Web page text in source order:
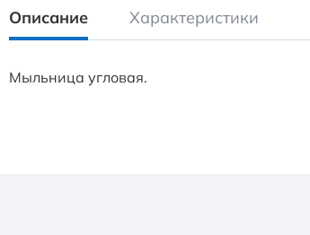
Описание Характеристики
Мыльница угловая.